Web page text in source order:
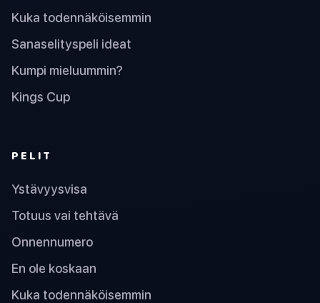
Kuka todennäköisemmin
Sanaselityspeli ideat
Kumpi mieluummin?
Kings Cup
PELIT
Ystävyysvisa
Totuus vai tehtävä
Onnennumero
En ole koskaan
Kuka todennäköisemmin